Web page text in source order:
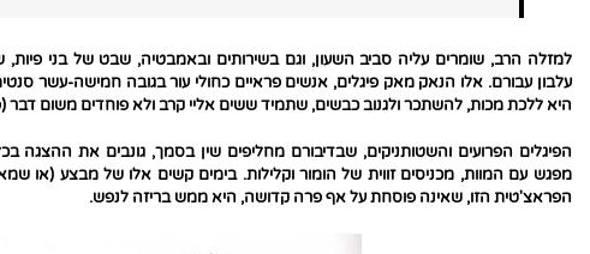
למזלה הרב, שומרים עליה סביב השעון, וגם בשירותים ובאמבטיה, שבט של בני
עלבון עבורם. אלו הנאק מאק פיגלים, אנשים פראיים כחולי עור בגובה חמישה-עשר
היא ללכת מכות, להשתכר ולגנוב כבשים, שתמיד ששים אליי קרב ולא פוחדים משום דבר
הפיגלים הפרועים והשטותניקים, שבדיבורם מחליפים שין בסמך, גונבים את ההצגה
מפגש עם המוות, מכניסים זווית של הומור וקלילות. בימים קשים אלו של מבצע (או
הפראצ'טית הזו, שאינה פוסחת על אף פרה קדושה, היא ממש בריזה לנפש.